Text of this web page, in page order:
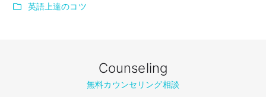
英語上達のコツ
Counseling
無料カウンセリング相談